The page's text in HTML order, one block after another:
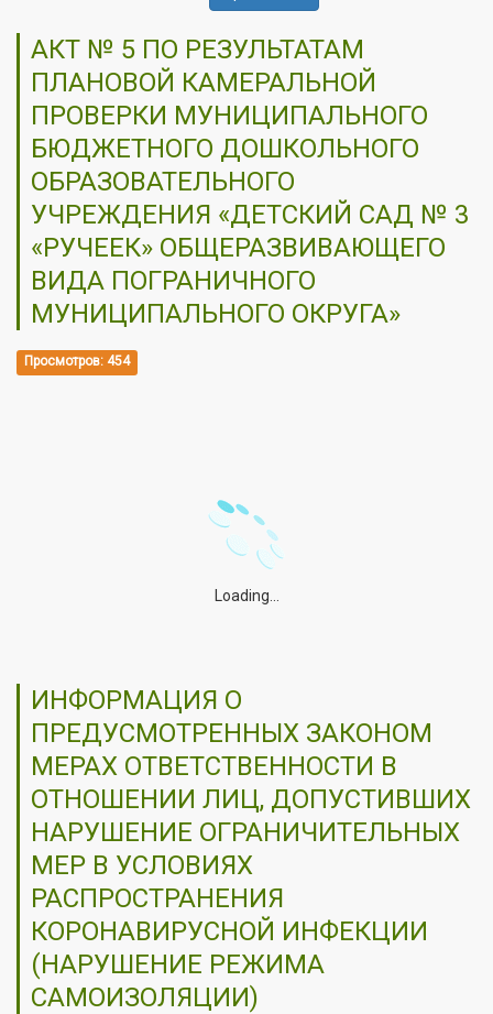
АКТ № 5 ПО РЕЗУЛЬТАТАМ
ПЛАНОВОЙ КАМЕРАЛЬНОЙ
ПРОВЕРКИ МУНИЦИПАЛЬНОГО
БЮДЖЕТНОГО ДОШКОЛЬНОГО
ОБРАЗОВАТЕЛЬНОГО
УЧРЕЖДЕНИЯ «ДЕТСКИЙ САД № 3
«РУЧЕЕК» ОБЩЕРАЗВИВАЮЩЕГО
ВИДА ПОГРАНИЧНОГО
МУНИЦИПАЛЬНОГО ОКРУГА»
Просмотров: 454
Loading...
ИНФОРМАЦИЯ О
ПРЕДУСМОТРЕННЫХ ЗАКОНОМ
МЕРАХ ОТВЕТСТВЕННОСТИ В
ОТНОШЕНИИ ЛИЦ, ДОПУСТИВШИХ
НАРУШЕНИЕ ОГРАНИЧИТЕЛЬНЫХ
МЕР В УСЛОВИЯХ
РАСПРОСТРАНЕНИЯ
КОРОНАВИРУСНОЙ ИНФЕКЦИИ
(НАРУШЕНИЕ РЕЖИМА
САМОИЗОЛЯЦИИ)